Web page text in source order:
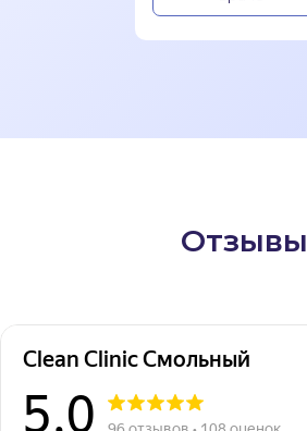
Отзывы